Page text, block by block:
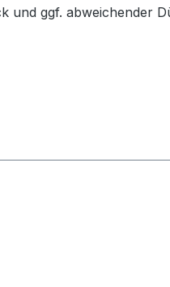
und ggf. abweichender